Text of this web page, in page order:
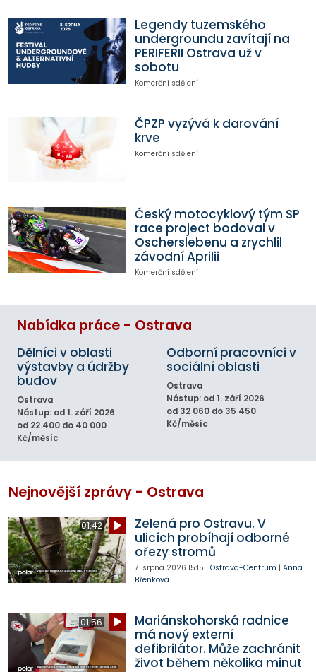
Legendy tuzemského
undergroundu zavítají na
PERIFERII Ostrava už v
sobotu
Komerční sdělení
ČPZP vyzývá k darování
krve
Komerční sdělení
Český motocyklový tým SP
race project bodoval v
Oscherslebenu a zrychlil
závodní Aprilii
Komerční sdělení
Nabídka práce - Ostrava
Dělníci v oblasti
výstavby a údržby
budov
Ostrava
Nástup: od 1. září 2026
od 22 400 do 40 000
Kč/měsíc
Odborní pracovníci v
sociální oblasti
Ostrava
Nástup: od 1. září 2026
od 32 060 do 35 450
Kč/měsíc
Nejnovější zprávy - Ostrava
01:42
Zelená pro Ostravu. V
ulicích probíhají odborné
ořezy stromů
7. srpna 2026 15:15 | Ostrava-Centrum | Anna
Břenková
01:56
Mariánskohorská radnice
má nový externí
defibrilátor. Může zachránit
život během několika minut